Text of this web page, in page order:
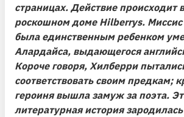
страницах. Действие происходит
роскошном доме Hilberrys.
была единственным ребенком
Алардайса, выдающегося
Короче говоря, Хилберри
соответствовать своим предкам;
героиня вышла замуж за поэта.
литературная история